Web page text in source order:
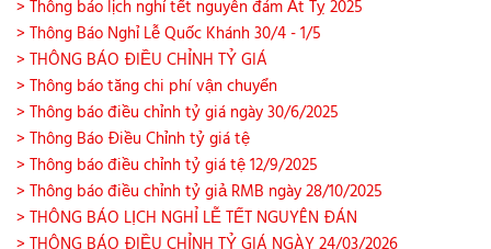
> Thông báo lịch nghỉ tết nguyên đám Ất Tỵ 2025
> Thông Báo Nghỉ Lễ Quốc Khánh 30/4 - 1/5
> THÔNG BÁO ĐIỀU CHỈNH TỶ GIÁ
> Thông báo tăng chi phí vận chuyển
> Thông báo điều chỉnh tỷ giá ngày 30/6/2025
> Thông Báo Điều Chỉnh tỷ giá tệ
> Thông báo điều chỉnh tỷ giá tệ 12/9/2025
> Thông báo điều chỉnh tỷ giả RMB ngày 28/10/2025
> THÔNG BÁO LỊCH NGHỈ LỄ TẾT NGUYÊN ĐÁN